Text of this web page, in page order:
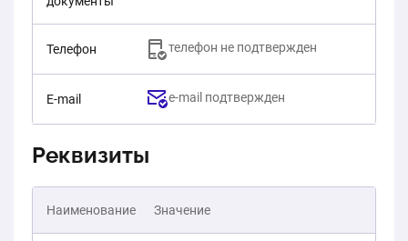
Телефон телефон не подтвержден
E-mail e-mail подтвержден
Реквизиты
Наименование Значение